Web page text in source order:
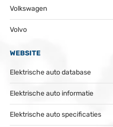
Volkswagen
Volvo
WEBSITE
Elektrische auto database
Elektrische auto informatie
Elektrische auto specificaties